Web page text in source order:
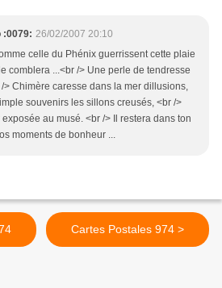
:0079: 26/02/2007 20:10
celle du Phénix guerrissent cette plaie
comblera ...<br /> Une perle de tendresse
Chimère caresse dans la mer dillusions,
souvenirs les sillons creusés, <br />
au musé. <br /> Il restera dans ton
moments de bonheur ...
Cartes Postales 974 >